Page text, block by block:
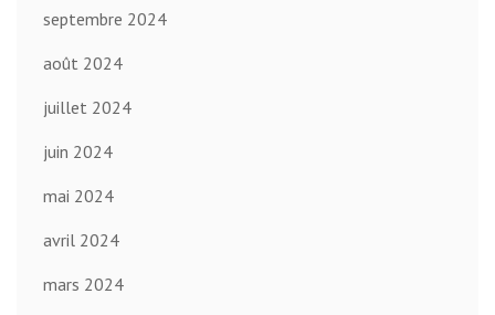
septembre 2024
août 2024
juillet 2024
juin 2024
mai 2024
avril 2024
mars 2024